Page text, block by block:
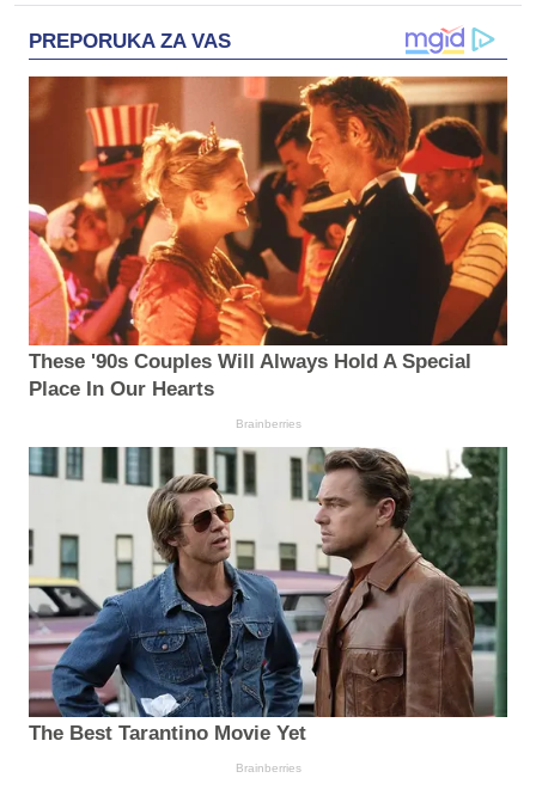
PREPORUKA ZA VAS
These '90s Couples Will Always Hold A Special
Place In Our Hearts
Brainberries
The Best Tarantino Movie Yet
Brainberries